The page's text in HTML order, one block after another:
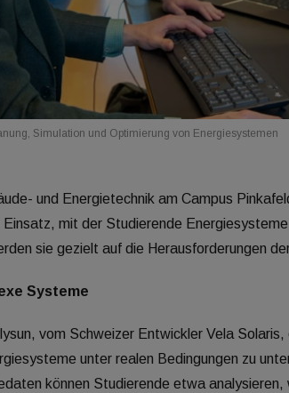
Simulation und Optimierung von Energiesystemen
und Energietechnik am Campus
mit der Studierende
sie gezielt auf die Herausforderungen
Systeme
vom Schweizer Entwickler Vela
unter realen Bedingungen zu
können Studierende etwa analysieren,